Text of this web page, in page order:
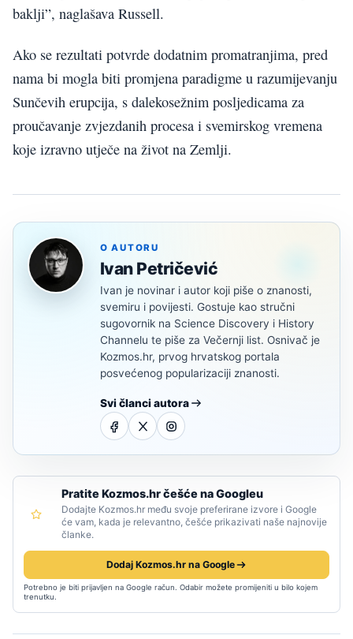
baklji”, naglašava Russell.
Ako se rezultati potvrde dodatnim promatranjima, pred
nama bi mogla biti promjena paradigme u razumijevanju
Sunčevih erupcija, s dalekosežnim posljedicama za
proučavanje zvjezdanih procesa i svemirskog vremena
koje izravno utječe na život na Zemlji.
O AUTORU
Ivan Petričević
Ivan je novinar i autor koji piše o znanosti,
svemiru i povijesti. Gostuje kao stručni
sugovornik na Science Discovery i History
Channelu te piše za Večernji list. Osnivač je
Kozmos.hr, prvog hrvatskog portala
posvećenog popularizaciji znanosti.
Svi članci autora
Pratite Kozmos.hr češće na Googleu
Dodajte Kozmos.hr među svoje preferirane izvore i Google
će vam, kada je relevantno, češće prikazivati naše najnovije
članke.
Dodaj Kozmos.hr na Google
Potrebno je biti prijavljen na Google račun. Odabir možete promijeniti u bilo kojem
trenutku.